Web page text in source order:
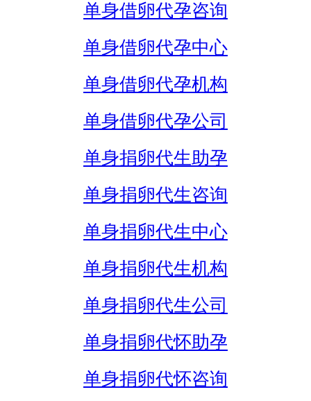
单身借卵代孕咨询
单身借卵代孕中心
单身借卵代孕机构
单身借卵代孕公司
单身捐卵代生助孕
单身捐卵代生咨询
单身捐卵代生中心
单身捐卵代生机构
单身捐卵代生公司
单身捐卵代怀助孕
单身捐卵代怀咨询